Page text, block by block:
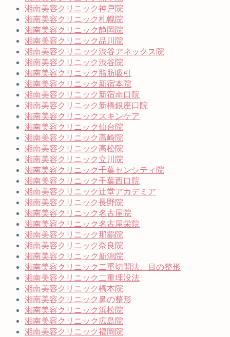
湘南美容クリニック神戸院
湘南美容クリニック札幌院
湘南美容クリニック静岡院
湘南美容クリニック品川院
湘南美容クリニック渋谷アネックス院
湘南美容クリニック渋谷院
湘南美容クリニック脂肪吸引
湘南美容クリニック新宿本院
湘南美容クリニック新宿南口院
湘南美容クリニック新橋銀座口院
湘南美容クリニックスキンケア
湘南美容クリニック仙台院
湘南美容クリニック高崎院
湘南美容クリニック高松院
湘南美容クリニック立川院
湘南美容クリニック千葉センシティ院
湘南美容クリニック千葉西口院
湘南美容クリニック辻堂アカデミア
湘南美容クリニック長野院
湘南美容クリニック名古屋院
湘南美容クリニック名古屋栄院
湘南美容クリニック那覇院
湘南美容クリニック奈良院
湘南美容クリニック新潟院
湘南美容クリニック二重切開法、目の整形
湘南美容クリニック二重埋没法
湘南美容クリニック橋本院
湘南美容クリニック鼻の整形
湘南美容クリニック浜松院
湘南美容クリニック広島院
湘南美容クリニック福岡院